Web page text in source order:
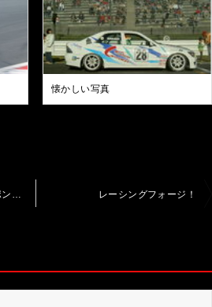
懐かしい写真
富士マイナーツーリングスポンサー・エントラント紹介 レーシングフォージ！